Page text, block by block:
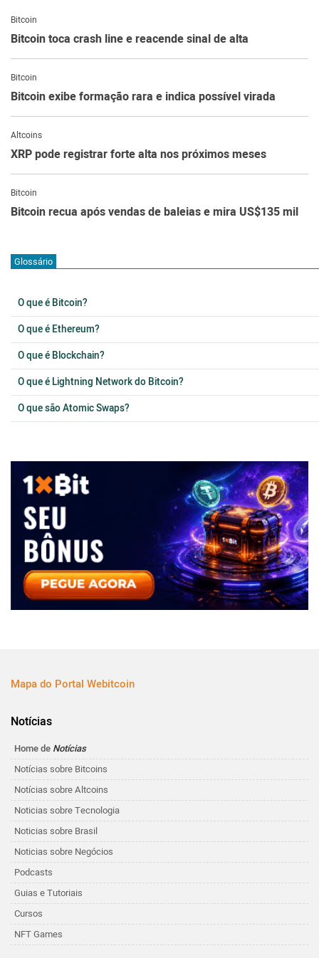
Bitcoin
Bitcoin toca crash line e reacende sinal de alta
Bitcoin
Bitcoin exibe formação rara e indica possível virada
Altcoins
XRP pode registrar forte alta nos próximos meses
Bitcoin
Bitcoin recua após vendas de baleias e mira US$135 mil
Glossário
O que é Bitcoin?
O que é Ethereum?
O que é Blockchain?
O que é Lightning Network do Bitcoin?
O que são Atomic Swaps?
Mapa do Portal Webitcoin
Notícias
Home de Notícias
Notícias sobre Bitcoins
Notícias sobre Altcoins
Noticias sobre Tecnologia
Noticias sobre Brasil
Noticias sobre Negócios
Podcasts
Guias e Tutoriais
Cursos
NFT Games